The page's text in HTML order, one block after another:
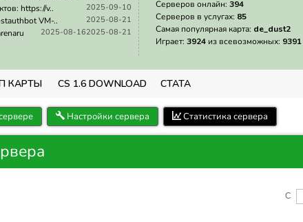
2025-09-10
https://v..
2025-08-21
VM-..
2025-08-21
2025-08-16
Серверов онлайн: 394
Серверов в услугах: 85
Самая популярная карта: de_dust2
Играет: 3924 из всевозможных: 9391
КАРТЫ CS 1.6 DOWNLOAD СТАТА
Настройки сервера Статистика сервера
С